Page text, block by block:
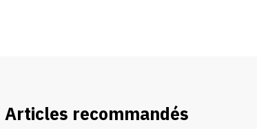
Articles recommandés